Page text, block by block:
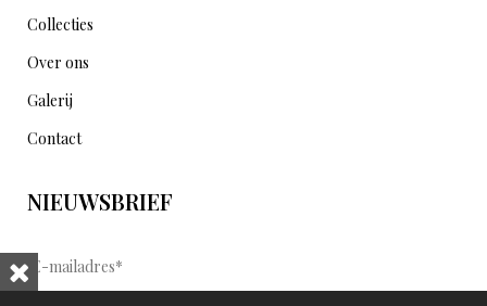
Collecties
Over ons
Galerij
Contact
NIEUWSBRIEF
E
-